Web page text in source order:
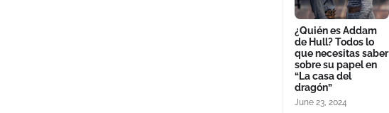
¿Quién es Addam
de Hull? Todos lo
que necesitas saber
sobre su papel en
“La casa del
dragón”
June 23, 2024